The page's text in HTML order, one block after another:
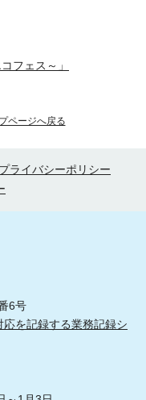
フェス～」
ページへ戻る
プライバシーポリシー
6号
応を記録する業務記録シ